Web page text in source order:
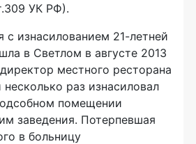
УК РФ).
с изнасилованием 21-летней
в Светлом в августе 2013
директор местного ресторана
раз изнасиловал
помещении
заведения. Потерпевшая
в больницу